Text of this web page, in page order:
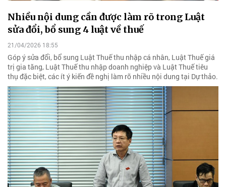
Nhiều nội dung cần được làm rõ trong Luật
sửa đổi, bổ sung 4 luật về thuế
21/04/2026 18:55
Góp ý sửa đổi, bổ sung Luật Thuế thu nhập cá nhân, Luật Thuế giá
trị gia tăng, Luật Thuế thu nhập doanh nghiệp và Luật Thuế tiêu
thụ đặc biệt, các ít ý kiến đề nghị làm rõ nhiều nội dung tại Dự thảo.